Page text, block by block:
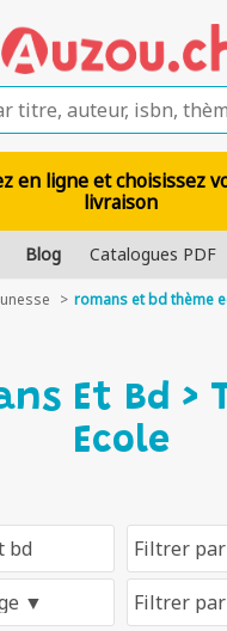
en ligne et choisissez
livraison
Blog Catalogues PDF
romans et bd thème
Et Bd >
Ecole